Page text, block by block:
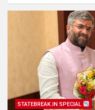
STATEBREAK.IN SPECIAL